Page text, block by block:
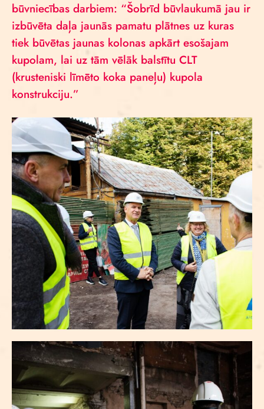
būvniecības darbiem: “Šobrīd būvlaukumā jau ir
izbūvēta daļa jaunās pamatu plātnes uz kuras
tiek būvētas jaunas kolonas apkārt esošajam
kupolam, lai uz tām vēlāk balstītu CLT
(krusteniski līmēto koka paneļu) kupola
konstrukciju.”